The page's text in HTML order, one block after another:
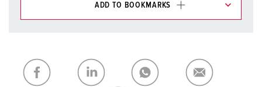
ADD TO BOOKMARKS
My list ADD